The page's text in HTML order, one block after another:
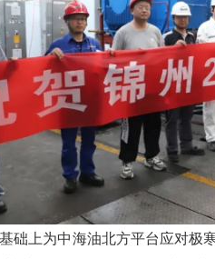
上为中海油北方平台应对极